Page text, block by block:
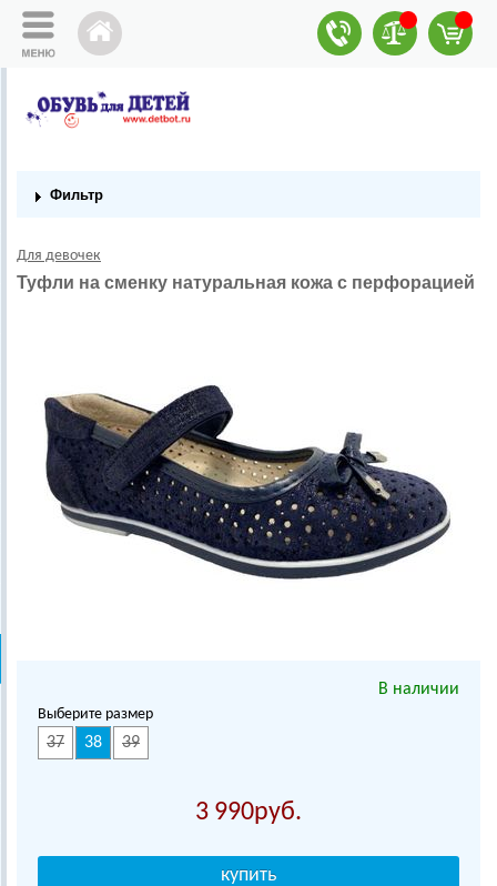
Фильтр
Для девочек
Туфли на сменку натуральная кожа с перфорацией
В наличии
Выберите размер
37 38 39
3 990